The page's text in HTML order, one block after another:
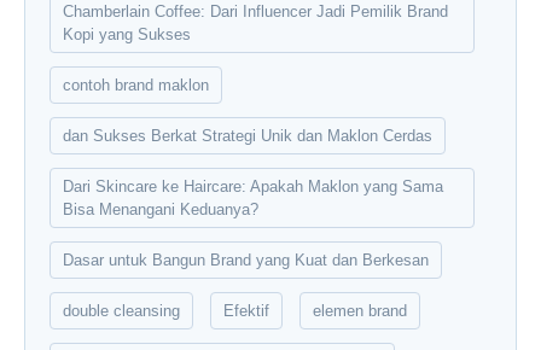
Chamberlain Coffee: Dari Influencer Jadi Pemilik Brand
Kopi yang Sukses
contoh brand maklon
dan Sukses Berkat Strategi Unik dan Maklon Cerdas
Dari Skincare ke Haircare: Apakah Maklon yang Sama
Bisa Menangani Keduanya?
Dasar untuk Bangun Brand yang Kuat dan Berkesan
double cleansing Efektif elemen brand